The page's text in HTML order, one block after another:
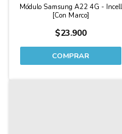
Módulo Samsung A22 4G - Incell
[Con Marco]
$23.900